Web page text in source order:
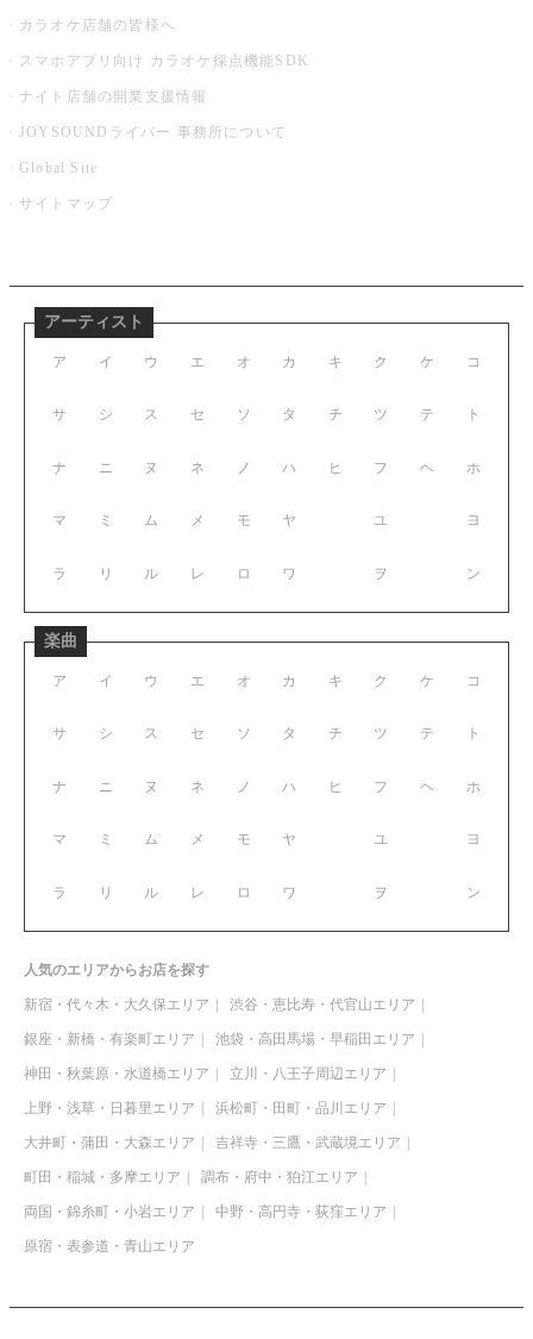
カラオケ店舗の皆様へ
スマホアプリ向け カラオケ採点機能SDK
ナイト店舗の開業支援情報
JOYSOUNDライバー 事務所について
Global Site
サイトマップ
アーティスト
ア イ ウ エ オ
サ シ ス セ ソ
ナ ニ ヌ ネ ノ
マ ミ ム メ モ
ラ リ ル レ ロ
カ キ ク ケ コ
タ チ ツ テ ト
ハ ヒ フ ヘ ホ
ヤ ユ ヨ
ワ ヲ ン
楽曲
ア イ ウ エ オ
サ シ ス セ ソ
ナ ニ ヌ ネ ノ
マ ミ ム メ モ
ラ リ ル レ ロ
カ キ ク ケ コ
タ チ ツ テ ト
ハ ヒ フ ヘ ホ
ヤ ユ ヨ
ワ ヲ ン
人気のエリアからお店を探す
新宿・代々木・大久保エリア 渋谷・恵比寿・代官山エリア
銀座・新橋・有楽町エリア 池袋・高田馬場・早稲田エリア
神田・秋葉原・水道橋エリア 立川・八王子周辺エリア
上野・浅草・日暮里エリア 浜松町・田町・品川エリア
大井町・蒲田・大森エリア 吉祥寺・三鷹・武蔵境エリア
町田・稲城・多摩エリア 調布・府中・狛江エリア
両国・錦糸町・小岩エリア 中野・高円寺・荻窪エリア
原宿・表参道・青山エリア